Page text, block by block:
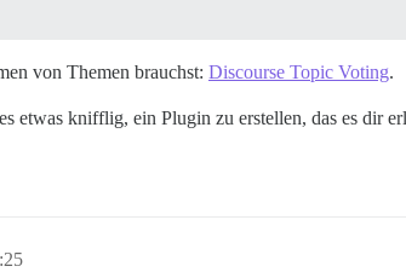
von Themen brauchst: Discourse Topic Voting.
etwas knifflig, ein Plugin zu erstellen, das es dir